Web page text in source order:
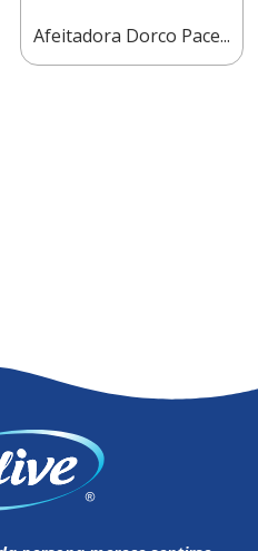
Afeitadora Dorco Pace...